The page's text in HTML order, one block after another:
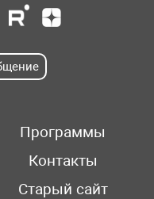
Программы
Контакты
Старый сайт